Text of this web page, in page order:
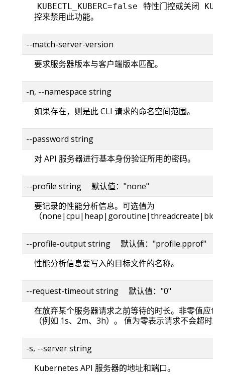
KUBECTL_KUBERC=false 特性门控或关闭
控来禁用此功能。
--match-server-version
要求服务器版本与客户端版本匹配。
-n, --namespace string
如果存在，则是此 CLI 请求的命名空间范围。
--password string
对 API 服务器进行基本身份验证所用的密码。
--profile string 默认值："none"
要记录的性能分析信息。可选值为
（
--profile-output string 默认值："profile.pprof"
性能分析信息要写入的目标文件的名称。
--request-timeout string 默认值："0"
在放弃某个服务器请求之前等待的时长。非零值应包
（例如 1s、2m、3h）。 值为零表示请求不会超时。
-s, --server string
Kubernetes API 服务器的地址和端口。